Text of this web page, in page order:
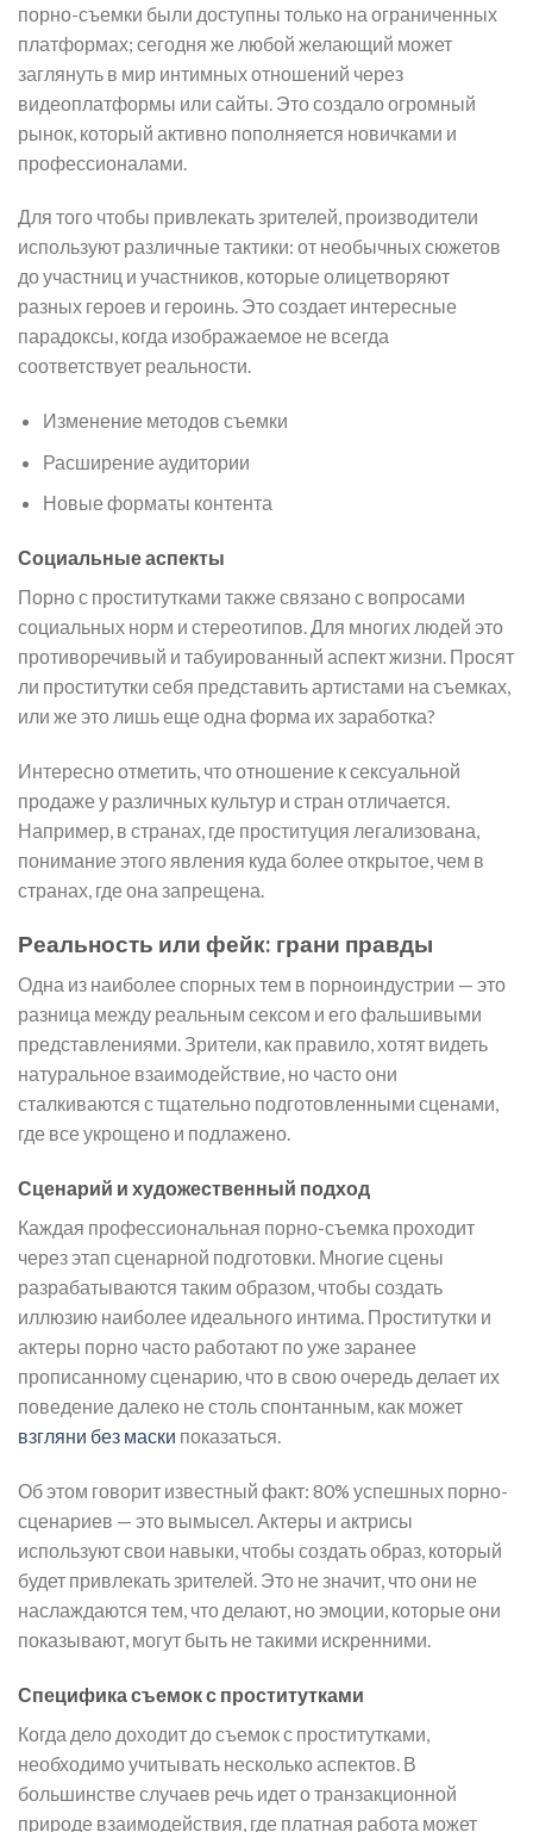
порно-съемки были доступны только на ограниченных
платформах; сегодня же любой желающий может
заглянуть в мир интимных отношений через
видеоплатформы или сайты. Это создало огромный
рынок, который активно пополняется новичками и
профессионалами.
Для того чтобы привлекать зрителей, производители
используют различные тактики: от необычных сюжетов
до участниц и участников, которые олицетворяют
разных героев и героинь. Это создает интересные
парадоксы, когда изображаемое не всегда
соответствует реальности.
Изменение методов съемки
Расширение аудитории
Новые форматы контента
Социальные аспекты
Порно с проститутками также связано с вопросами
социальных норм и стереотипов. Для многих людей это
противоречивый и табуированный аспект жизни. Просят
ли проститутки себя представить артистами на съемках,
или же это лишь еще одна форма их заработка?
Интересно отметить, что отношение к сексуальной
продаже у различных культур и стран отличается.
Например, в странах, где проституция легализована,
понимание этого явления куда более открытое, чем в
странах, где она запрещена.
Реальность или фейк: грани правды
Одна из наиболее спорных тем в порноиндустрии — это
разница между реальным сексом и его фальшивыми
представлениями. Зрители, как правило, хотят видеть
натуральное взаимодействие, но часто они
сталкиваются с тщательно подготовленными сценами,
где все укрощено и подлажено.
Сценарий и художественный подход
Каждая профессиональная порно-съемка проходит
через этап сценарной подготовки. Многие сцены
разрабатываются таким образом, чтобы создать
иллюзию наиболее идеального интима. Проститутки и
актеры порно часто работают по уже заранее
прописанному сценарию, что в свою очередь делает их
поведение далеко не столь спонтанным, как может
взгляни без маски показаться.
Об этом говорит известный факт: 80% успешных порно-
сценариев — это вымысел. Актеры и актрисы
используют свои навыки, чтобы создать образ, который
будет привлекать зрителей. Это не значит, что они не
наслаждаются тем, что делают, но эмоции, которые они
показывают, могут быть не такими искренними.
Специфика съемок с проститутками
Когда дело доходит до съемок с проститутками,
необходимо учитывать несколько аспектов. В
большинстве случаев речь идет о транзакционной
природе взаимодействия, где платная работа может